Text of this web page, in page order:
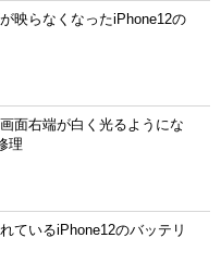
映らなくなったiPhone12の
面右端が白く光るようにな
理
ているiPhone12のバッテリ